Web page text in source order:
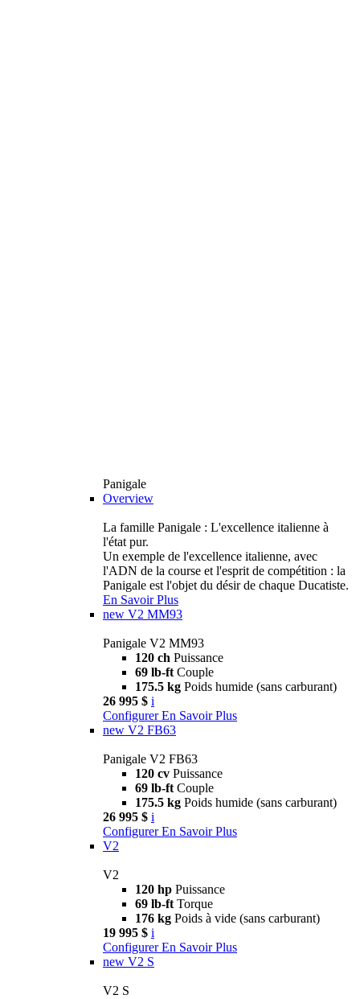
Panigale
Overview
La famille Panigale : L'excellence italienne à
l'état pur.
Un exemple de l'excellence italienne, avec
l'ADN de la course et l'esprit de compétition : la
Panigale est l'objet du désir de chaque Ducatiste.
En Savoir Plus
new V2 MM93
Panigale V2 MM93
120 ch Puissance
69 lb-ft Couple
175.5 kg Poids humide (sans carburant)
26 995 $ i
Configurer En Savoir Plus
new V2 FB63
Panigale V2 FB63
120 cv Puissance
69 lb-ft Couple
175.5 kg Poids humide (sans carburant)
26 995 $ i
Configurer En Savoir Plus
V2
V2
120 hp Puissance
69 lb-ft Torque
176 kg Poids à vide (sans carburant)
19 995 $ i
Configurer En Savoir Plus
new V2 S
V2 S